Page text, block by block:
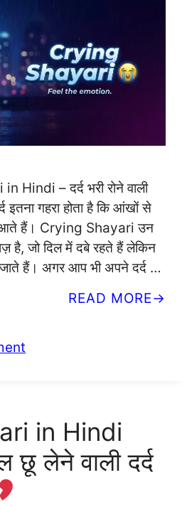
Hindi – दर्द भरी रोने वाली
इतना गहरा होता है कि आंखों से
हैं। Crying Shayari उन
है, जो दिल में दबे रहते हैं लेकिन
हैं। अगर आप भी अपने दर्द …
READ MORE
in Hindi
छू लेने वाली दर्द